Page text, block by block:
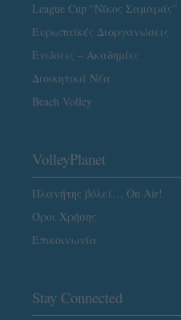
League Cup “Νίκος Σαμαράς”
Ευρωπαϊκές Διοργανώσεις
Ενώσεις – Ακαδημίες
Διοικητικά Νέα
Beach Volley
VolleyPlanet
Πλανήτης βόλεϊ… On Air!
Όροι Χρήσης
Επικοινωνία
Stay Connected